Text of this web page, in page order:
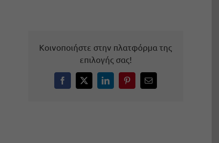
Κοινοποιήστε στην πλατφόρμα της
επιλογής σας!
Facebook
X LinkedInPinterestEmail